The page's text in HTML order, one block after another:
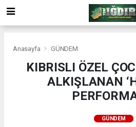
Anasayfa GÜNDEM
KIBRISLI ÖZEL
ALKIŞLANAN
GÜNDEM